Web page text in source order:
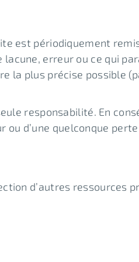
est périodiquement
erreur ou ce qui
la plus précise possible
responsabilité. En
d’une quelconque
d’autres ressources